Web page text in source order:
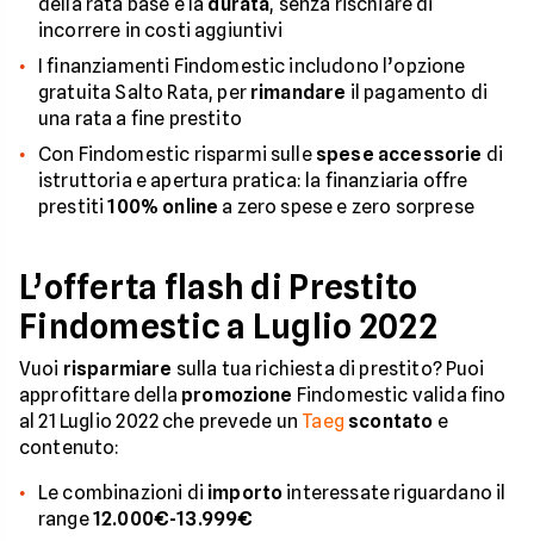
incorrere in costi aggiuntivi
I finanziamenti Findomestic includono l’opzione
gratuita Salto Rata, per rimandare il pagamento di
una rata a fine prestito
Con Findomestic risparmi sulle spese accessorie di
istruttoria e apertura pratica: la finanziaria offre
prestiti100% online a zero spese e zero sorprese
L’offerta flash di Prestito
Findomestic a Luglio 2022
Vuoi risparmiare sulla tua richiesta di prestito? Puoi
approfittare della promozione Findomestic valida fino
al 21 Luglio 2022 che prevede un Taeg scontato e
contenuto:
Le combinazioni di importo interessate riguardano il
range12.000€-13.999€